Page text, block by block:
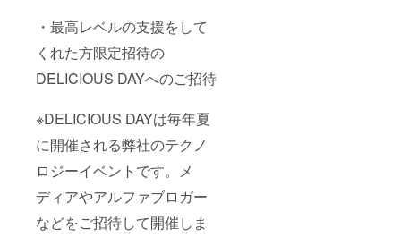
・最高レベルの支援をして
くれた方限定招待の
DELICIOUS DAYへのご招待
※DELICIOUS DAYは毎年夏
に開催される弊社のテクノ
ロジーイベントです。メ
ディアやアルファブロガー
などをご招待して開催しま